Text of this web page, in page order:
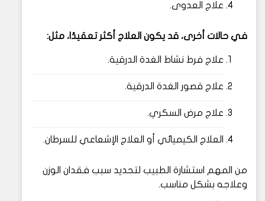
علاج العدوى.
في حالات أخرى، قد يكون العلاج أكثر تعقيدًا، مثل:
علاج فرط نشاط الغدة الدرقية.
علاج قصور الغدة الدرقية.
علاج مرض السكري.
العلاج الكيميائي أو العلاج الإشعاعي للسرطان.
من المهم استشارة الطبيب لتحديد سبب فقدان الوزن
وعلاجه بشكل مناسب.